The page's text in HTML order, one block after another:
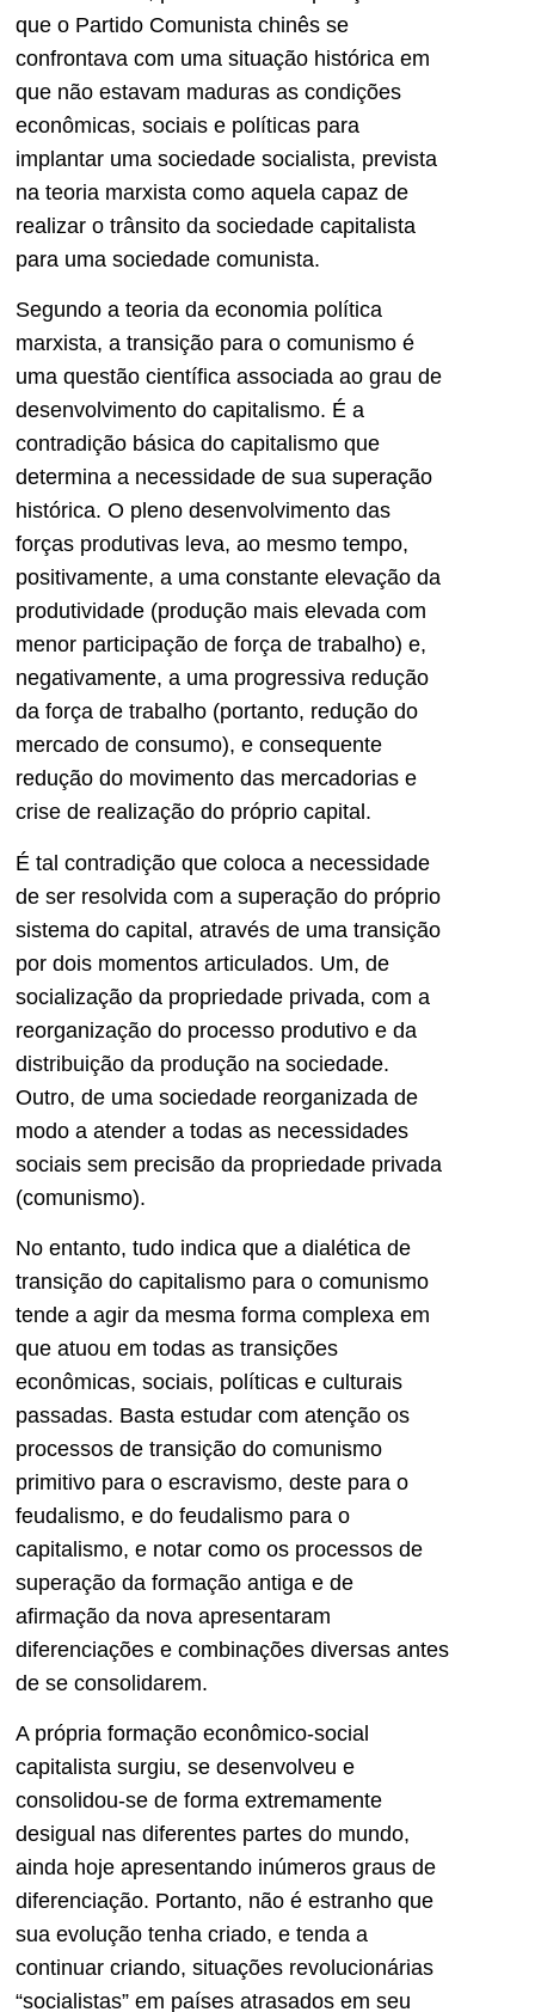
que o Partido Comunista chinês se
confrontava com uma situação histórica em
que não estavam maduras as condições
econômicas, sociais e políticas para
implantar uma sociedade socialista, prevista
na teoria marxista como aquela capaz de
realizar o trânsito da sociedade capitalista
para uma sociedade comunista.
Segundo a teoria da economia política
marxista, a transição para o comunismo é
uma questão científica associada ao grau de
desenvolvimento do capitalismo. É a
contradição básica do capitalismo que
determina a necessidade de sua superação
histórica. O pleno desenvolvimento das
forças produtivas leva, ao mesmo tempo,
positivamente, a uma constante elevação da
produtividade (produção mais elevada com
menor participação de força de trabalho) e,
negativamente, a uma progressiva redução
da força de trabalho (portanto, redução do
mercado de consumo), e consequente
redução do movimento das mercadorias e
crise de realização do próprio capital.
É tal contradição que coloca a necessidade
de ser resolvida com a superação do próprio
sistema do capital, através de uma transição
por dois momentos articulados. Um, de
socialização da propriedade privada, com a
reorganização do processo produtivo e da
distribuição da produção na sociedade.
Outro, de uma sociedade reorganizada de
modo a atender a todas as necessidades
sociais sem precisão da propriedade privada
(comunismo).
No entanto, tudo indica que a dialética de
transição do capitalismo para o comunismo
tende a agir da mesma forma complexa em
que atuou em todas as transições
econômicas, sociais, políticas e culturais
passadas. Basta estudar com atenção os
processos de transição do comunismo
primitivo para o escravismo, deste para o
feudalismo, e do feudalismo para o
capitalismo, e notar como os processos de
superação da formação antiga e de
afirmação da nova apresentaram
diferenciações e combinações diversas antes
de se consolidarem.
A própria formação econômico-social
capitalista surgiu, se desenvolveu e
consolidou-se de forma extremamente
desigual nas diferentes partes do mundo,
ainda hoje apresentando inúmeros graus de
diferenciação. Portanto, não é estranho que
sua evolução tenha criado, e tenda a
continuar criando, situações revolucionárias
“socialistas” em países atrasados em seu